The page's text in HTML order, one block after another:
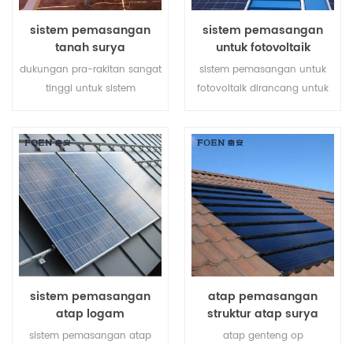
sistem pemasangan
tanah surya
dukungan pra-rakitan sangat
tinggi untuk sistem
biaya tenaga kerja Anda dan
mempersingkat waktu
pemasangan.
sistem pemasangan
untuk fotovoltaik
sistem pemasangan untuk
fotovoltaik dirancang untuk
mudah, catu daya besar,
sistem pemasangan
atap logam
sistem pemasangan atap
atap pemasangan
struktur atap surya
atap genteng op